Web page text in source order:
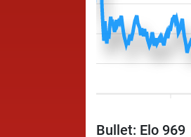
Bullet: Elo 969